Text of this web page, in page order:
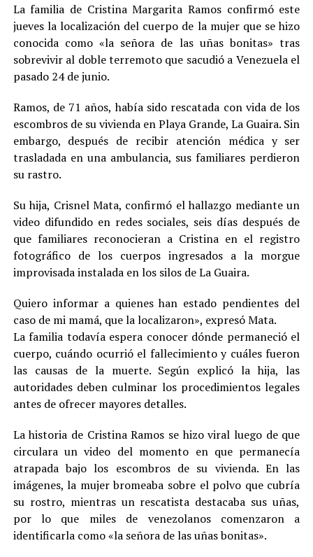
La familia de Cristina Margarita Ramos confirmó este
jueves la localización del cuerpo de la mujer que se hizo
conocida como «la señora de las uñas bonitas» tras
sobrevivir al doble terremoto que sacudió a Venezuela el
pasado 24 de junio.
Ramos, de 71 años, había sido rescatada con vida de los
escombros de su vivienda en Playa Grande, La Guaira. Sin
embargo, después de recibir atención médica y ser
trasladada en una ambulancia, sus familiares perdieron
su rastro.
Su hija, Crisnel Mata, confirmó el hallazgo mediante un
video difundido en redes sociales, seis días después de
que familiares reconocieran a Cristina en el registro
fotográfico de los cuerpos ingresados a la morgue
improvisada instalada en los silos de La Guaira.
Quiero informar a quienes han estado pendientes del
caso de mi mamá, que la localizaron», expresó Mata.
La familia todavía espera conocer dónde permaneció el
cuerpo, cuándo ocurrió el fallecimiento y cuáles fueron
las causas de la muerte. Según explicó la hija, las
autoridades deben culminar los procedimientos legales
antes de ofrecer mayores detalles.
La historia de Cristina Ramos se hizo viral luego de que
circulara un video del momento en que permanecía
atrapada bajo los escombros de su vivienda. En las
imágenes, la mujer bromeaba sobre el polvo que cubría
su rostro, mientras un rescatista destacaba sus uñas,
por lo que miles de venezolanos comenzaron a
identificarla como «la señora de las uñas bonitas».